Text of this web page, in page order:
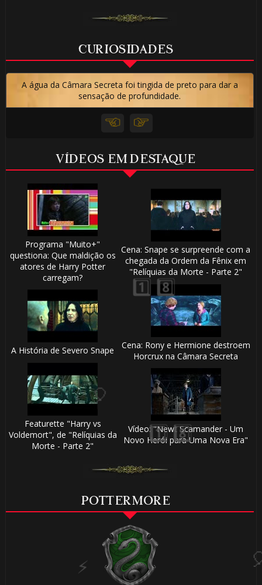
CURIOSIDADES
A água da Câmara Secreta foi tingida de preto para dar a
sensação de profundidade.
VÍDEOS EM DESTAQUE
Programa "Muito+"
questiona: Que maldição os
atores de Harry Potter
carregam?
Cena: Snape se surpreende com a
chegada da Ordem da Fênix em
"Relíquias da Morte - Parte 2"
A História de Severo Snape
Cena: Rony e Hermione destroem
Horcrux na Câmara Secreta
Featurette "Harry vs
Voldemort", de "Relíquias da
Morte - Parte 2"
Vídeo: "Newt Scamander - Um
Novo Herói para Uma Nova Era"
POTTERMORE
🎂
1️⃣ 8️⃣
1️⃣ 8️⃣